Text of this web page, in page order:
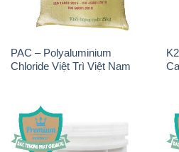
PAC – Polyaluminium
Chloride Việt Trì Việt Nam